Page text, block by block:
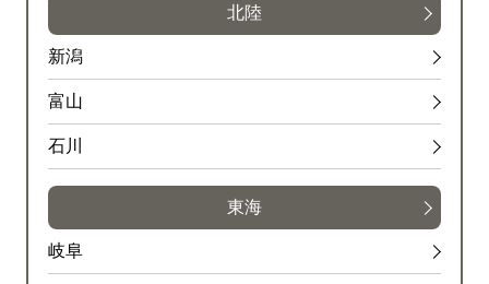
北陸
新潟
富山
石川
東海
岐阜